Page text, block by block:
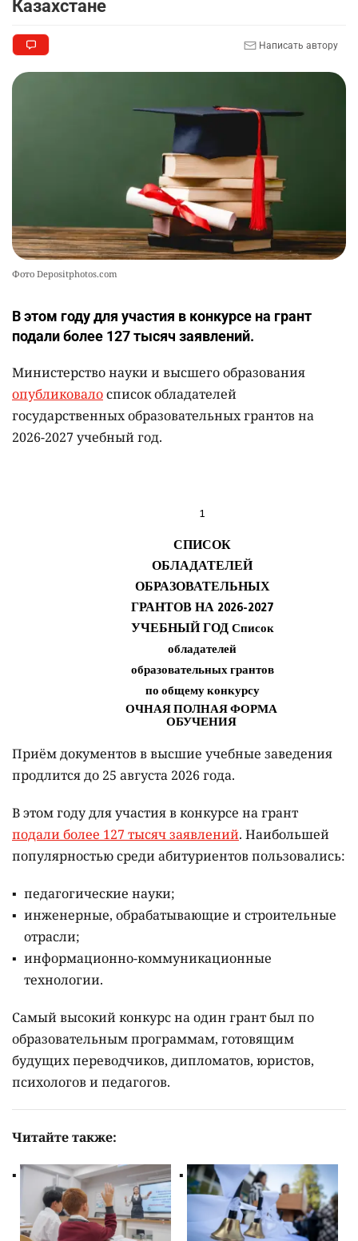
9
2321 2 37
📹 В семи турмаршрутах Бурабая
устанавливают поворотные камеры с
21
Казахстане
Написать автору
Фото Depositphotos.com
В этом году для участия в конкурсе на грант
подали более 127 тысяч заявлений.
Министерство науки и высшего образования
опубликовалосписок обладателей
государственных образовательных грантов на
2026-2027 учебный год.
Приём документов в высшие учебные заведения
продлится до 25 августа 2026 года.
В этом году для участия в конкурсе на грант
подали более 127 тысяч заявлений. Наибольшей
популярностью среди абитуриентов пользовались:
педагогические науки;
инженерные, обрабатывающие и строительные
отрасли;
информационно-коммуникационные
технологии.
Самый высокий конкурс на один грант был по
образовательным программам, готовящим
будущих переводчиков, дипломатов, юристов,
психологов и педагогов.
Читайте также: